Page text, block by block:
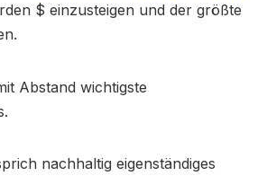
$ einzusteigen und der größte
Abstand wichtigste
nachhaltig eigenständiges